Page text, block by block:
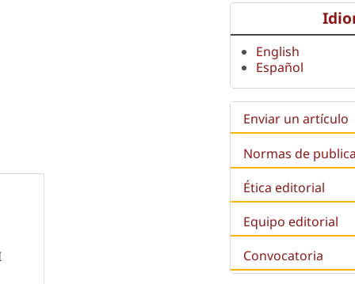
English
Español
Enviar un artículo
Normas de
Ética editorial
Equipo editorial
Convocatoria